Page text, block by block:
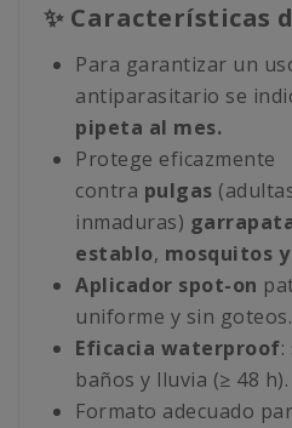
✨ Características
Para garantizar un
antiparasitario se
pipeta al mes.
Protege eficazmente
contra pulgas
inmaduras)
establo, mosquitos
Aplicador spot-on
uniforme y sin goteos.
Eficacia waterproof
baños y lluvia (≥ 48 h).
Formato adecuado